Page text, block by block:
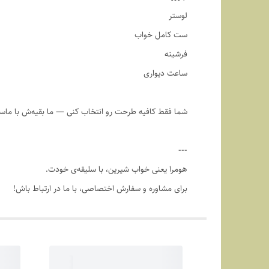
لوستر
ست کامل خواب
فرشینه
ساعت دیواری
شما فقط کافیه طرحت رو انتخاب کنی — ما بقیه‌ش با
---
هومرا یعنی خواب شیرین، با سلیقه‌ی خودت.
برای مشاوره و سفارش اختصاصی، با ما در ارتباط باش!